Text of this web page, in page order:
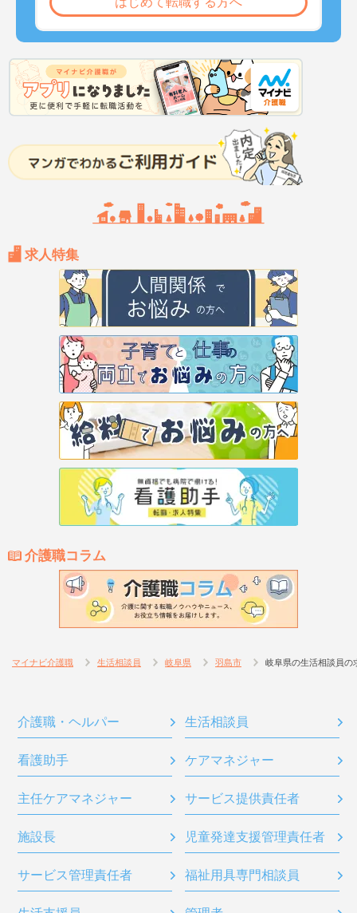
求人特集
介護職コラム
マイナビ介護職 生活相談員 岐阜県 羽島市 岐阜県の生活相談員の
介護職・ヘルパー 生活相談員
看護助手 ケアマネジャー
主任ケアマネジャー サービス提供責任者
施設長 児童発達支援管理責任者
サービス管理責任者 福祉用具専門相談員